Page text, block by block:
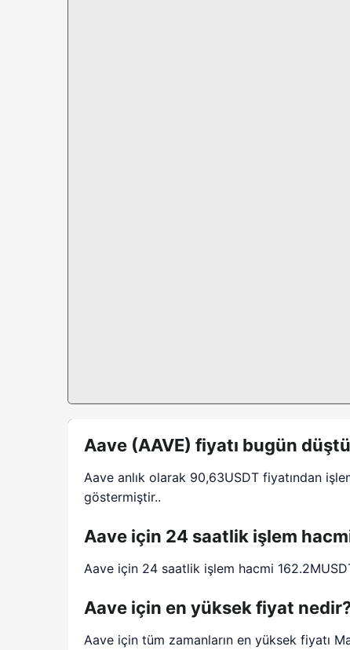
Aave (AAVE) fiyatı bugün
Aave anlık olarak 90,63USDT fiyatından
göstermiştir..
Aave için 24 saatlik işlem
Aave için 24 saatlik işlem hacmi
Aave için en yüksek fiyat
Aave için tüm zamanların en yüksek fiyatı